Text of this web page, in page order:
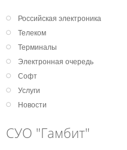
Российская электроника
Телеком
Терминалы
Электронная очередь
Софт
Услуги
Новости
СУО "Гамбит"